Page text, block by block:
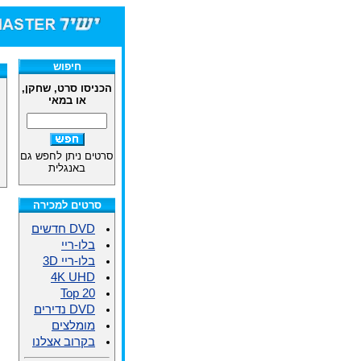
חיפוש
הכניסו סרט, שחקן,
או במאי
סרטים ניתן לחפש גם
באנגלית
סרטים למכירה
DVD חדשים
בלו-ריי
בלו-ריי 3D
4K UHD
Top 20
DVD נדירים
מומלצים
בקרוב אצלנו